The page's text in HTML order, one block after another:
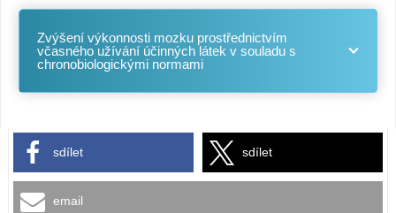
Zvýšení výkonnosti mozku prostřednictvím
včasného užívání účinných látek v souladu s
chronobiologickými normami
sdílet sdílet
email